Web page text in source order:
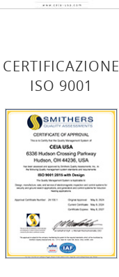
CERTIFICAZIONE
ISO 9001